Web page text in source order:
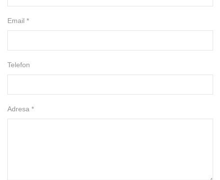
Email *
Telefon
Adresa *